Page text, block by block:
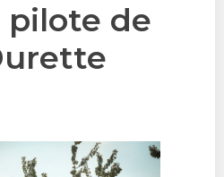
pilote de